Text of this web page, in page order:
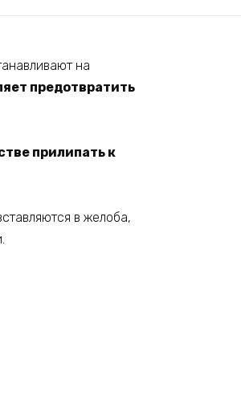
на
предотвратить
прилипать к
в желоба,